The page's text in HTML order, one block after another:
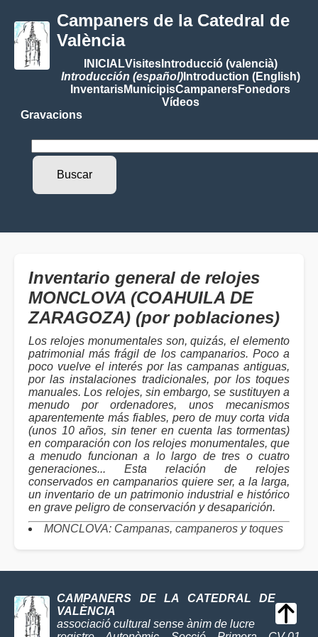
Campaners de la Catedral de
València
INICIALVisitesIntroducció (valencià)
Introducción (español)Introduction (English)
InventarisMunicipisCampanersFonedors
Vídeos
Gravacions
Inventario general de relojes
MONCLOVA (COAHUILA DE
ZARAGOZA) (por poblaciones)
Los relojes monumentales son, quizás, el elemento
patrimonial más frágil de los campanarios. Poco a
poco vuelve el interés por las campanas antiguas,
por las instalaciones tradicionales, por los toques
manuales. Los relojes, sin embargo, se sustituyen a
menudo por ordenadores, unos mecanismos
aparentemente más fiables, pero de muy corta vida
(unos 10 años, sin tener en cuenta las tormentas)
en comparación con los relojes monumentales, que
a menudo funcionan a lo largo de tres o cuatro
generaciones... Esta relación de relojes
conservados en campanarios quiere ser, a la larga,
un inventario de un patrimonio industrial e histórico
en grave peligro de conservación y desaparición.
MONCLOVA: Campanas, campaneros y toques
CAMPANERS DE LA CATEDRAL DE
VALÈNCIA
associació cultural sense ànim de lucre